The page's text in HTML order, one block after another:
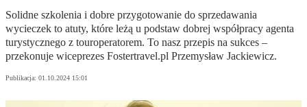
Solidne szkolenia i dobre przygotowanie do sprzedawania
wycieczek to atuty, które leżą u podstaw dobrej współpracy agenta
turystycznego z touroperatorem. To nasz przepis na sukces –
przekonuje wiceprezes Fostertravel.pl Przemysław Jackiewicz.
Publikacja: 01.10.2024 15:01